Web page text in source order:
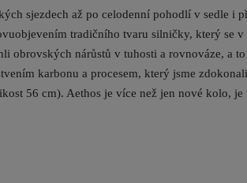
sjezdech až po celodenní pohodlí v sedle i
tradičního tvaru silničky, který se
obrovských nárůstů v tuhosti a rovnováze, a
karbonu a procesem, který jsme
56 cm). Aethos je více než jen nové kolo,